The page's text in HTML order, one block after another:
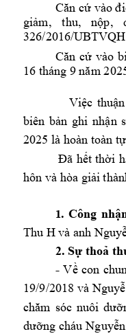
Căn cứ vào đ
giảm,
thu, nộp,
326/2016/UBTV
Căn cứ vào
16 tháng 9 năm
Việc thuận
biên bản ghi nhận
2025 là hoàn toàn
Đã hết thời
hôn và hòa giải
1. Công
Thu H và anh N
2. Sự thoả
- Về con
19/9/2018 và
chăm sóc nuôi
dưỡng cháu Nguyễn